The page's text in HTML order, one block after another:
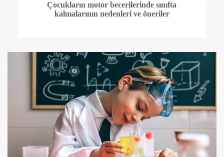
Çocukların motor becerilerinde sınıfta
kalmalarının nedenleri ve öneriler